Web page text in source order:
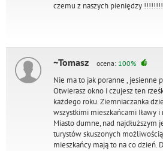
czemu z naszych pieniędzy
~Tomasz ocena: 100%
Nie ma to jak poranne , jesienne
Otwierasz okno i czujesz ten
każdego roku. Ziemniaczanka
wszystkimi mieszkańcami Iławy
Miasto dumne, nad najdłuższym
turystów skuszonych
mieszkańcy mają to na co dzień.